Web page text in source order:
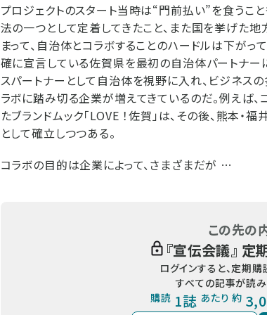
プロジェクトのスタート当時は“門前払い”を食うこ
法の一つとして定着してきたこと、また国を挙げた
まって、自治体とコラボすることのハードルは下がっ
確に宣言している佐賀県を最初の自治体パートナー
スパートナーとして自治体を視野に入れ、ビジネス
ラボに踏み切る企業が増えてきているのだ。例えば
たブランドムック「LOVE ！佐賀」は、その後、熊本
として確立しつつある。
コラボの目的は企業によって、さまざまだが …
この先の
『宣伝会議』 定
ログインすると、定期
すべての記事が読み
購読 1誌 あたり 約